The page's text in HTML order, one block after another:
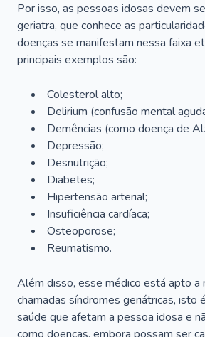
Por isso, as pessoas idosas devem
geriatra, que conhece as
doenças se manifestam nessa faixa
principais exemplos são:
Colesterol alto;
Delirium (confusão mental
Demências (como doença de
Depressão;
Desnutrição;
Diabetes;
Hipertensão arterial;
Insuficiência cardíaca;
Osteoporose;
Reumatismo.
Além disso, esse médico está apto a
chamadas síndromes geriátricas, isto
saúde que afetam a pessoa idosa e